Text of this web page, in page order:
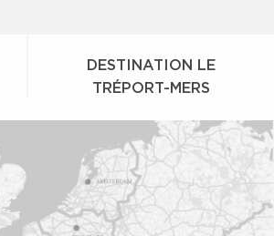
DESTINATION LE
TRÉPORT-MERS